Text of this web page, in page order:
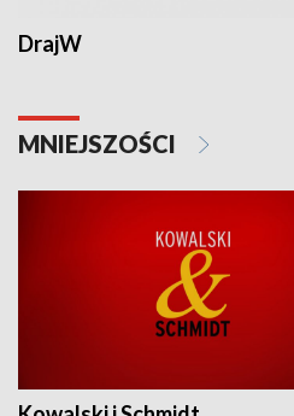
DrajW
MNIEJSZOŚCI